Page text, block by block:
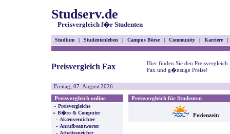
Studserv.de
Preisvergleich f�r Studenten
Studium | Studentenleben | Campus Börse | Community | Karriere |
Preisvergleich Fax
Hier finden Sie den Preisvergleich
Fax und g�nstige Preise!
Freitag, 07. August 2026
Preisvergleich online
» Preisvergleiche
» B�ro & Computer
- Aktenvernichter
- Anrufbeantworter
- Arbeitsspeicher
Preisvergleich für Studenten
Ferienzeit: